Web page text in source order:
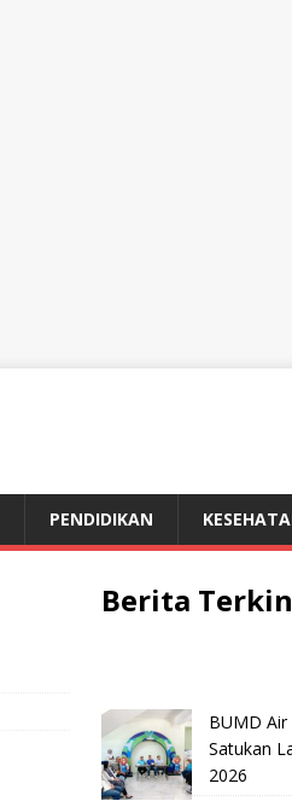
PENDIDIKAN
Berita
BUMD
Satukan
2026